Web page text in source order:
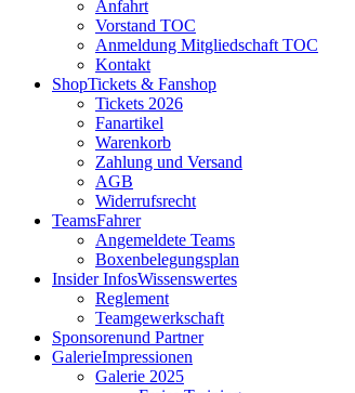
Anfahrt
Vorstand TOC
Anmeldung Mitgliedschaft TOC
Kontakt
ShopTickets & Fanshop
Tickets 2026
Fanartikel
Warenkorb
Zahlung und Versand
AGB
Widerrufsrecht
TeamsFahrer
Angemeldete Teams
Boxenbelegungsplan
Insider InfosWissenswertes
Reglement
Teamgewerkschaft
Sponsorenund Partner
GalerieImpressionen
Galerie 2025